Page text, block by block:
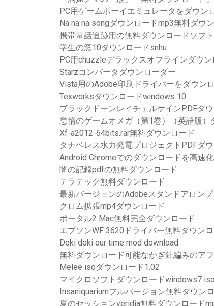
PC用ゲームボーイエミュレータをダウン
Na na na songダウンロードmp3無料ダウ
携帯電話追跡用の無料ダウンロードソフ
学生の窓10ダウンロードsnhu
PC用chuzzleデラックスオフラインダウン
Starzコンバータダウンローダー
Vista用のAdobe印刷ドライバーをダウン
Texworksダウンロードwindows 10
ブラックドーンレイチェルケインPDFダ
怠惰のゲームオメガ（第1巻）（英語版）
Xf-a2012-64bits.rar無料ダウンロード
タナベレス水力発電プロジェクトPDFダ
Android Chromeでのダウンロードを高速
闇の記録pdfの無料ダウンロード
テラテック無料ダウンロード
最新バージョンのAdobeスタンドアロン
クロム拡張mp4ダウンロード
ポータル2 Mac無料完全ダウンロード
エプソンWF 3620ドライバー無料ダウン
Doki doki our time mod download
無料ダウンロード可能なかぎ針編みのア
Melee isoダウンロード1.02
マイクロソフトダウンロードwindows7 iso
Insaniquariumフルバージョン無料ダウン
夏のセッションveridia無料ダウンロード